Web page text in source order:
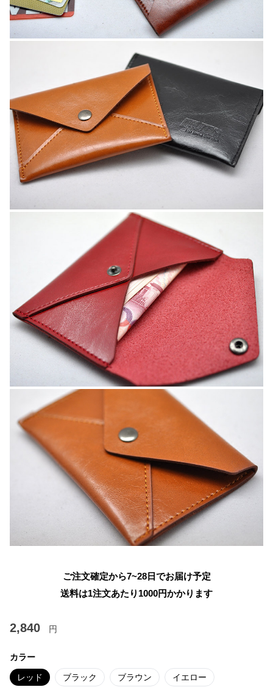
ご注文確定から7~28日でお届け予定
送料は1注文あたり 1000円かかります
2,840 円
カラー
レッド ブラック ブラウン イエロー